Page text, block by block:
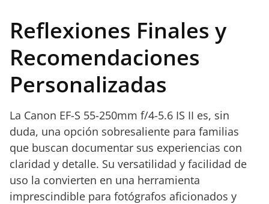
con excelente
portabilidad
• Elemento UD
que garantiza alta
calidad de imagen
en comparación con otras lentes
profesionales
Reflexiones Finales y
Recomendaciones
Personalizadas
La Canon EF-S 55-250mm f/4-5.6 IS II es, sin
duda, una opción sobresaliente para familias
que buscan documentar sus experiencias con
claridad y detalle. Su versatilidad y facilidad de
uso la convierten en una herramienta
imprescindible para fotógrafos aficionados y